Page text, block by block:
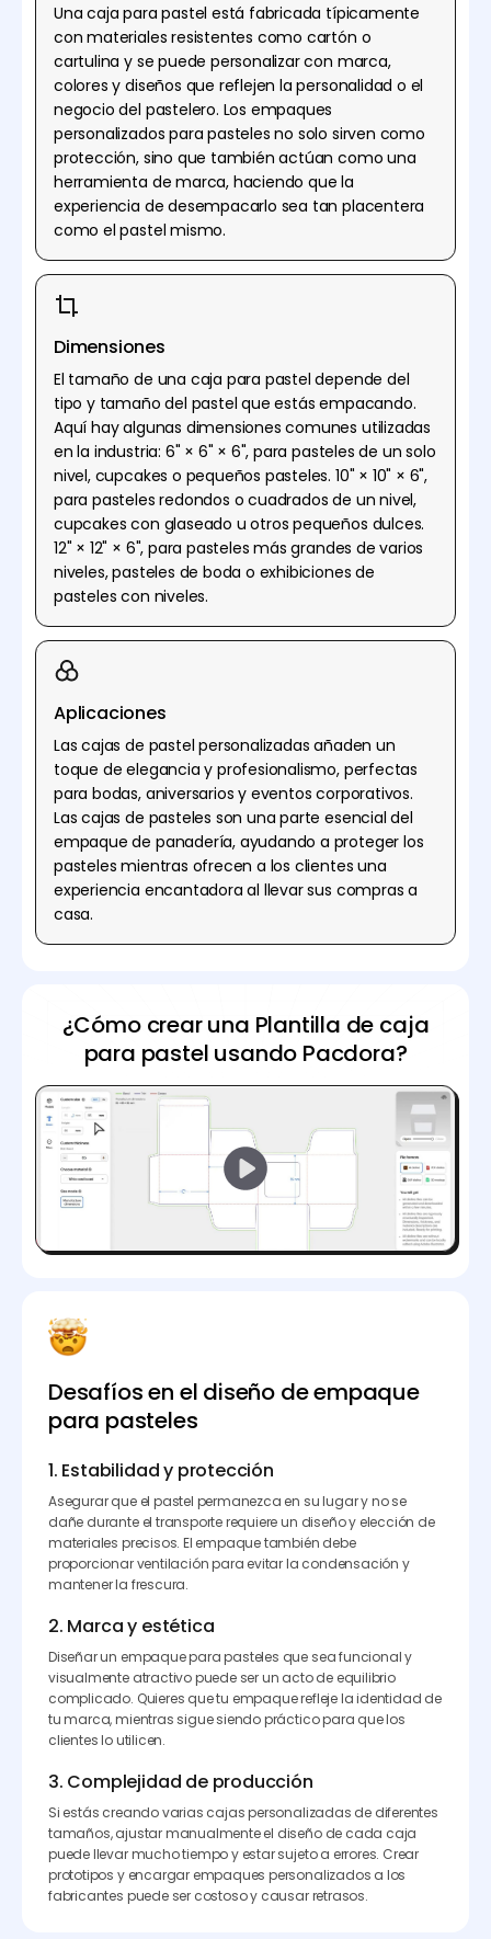
Una caja para pastel está fabricada típicamente
con materiales resistentes como cartón o
cartulina y se puede personalizar con marca,
colores y diseños que reflejen la personalidad o el
negocio del pastelero. Los empaques
personalizados para pasteles no solo sirven como
protección, sino que también actúan como una
herramienta de marca, haciendo que la
experiencia de desempacarlo sea tan placentera
como el pastel mismo.
Dimensiones
El tamaño de una caja para pastel depende del
tipo y tamaño del pastel que estás empacando.
Aquí hay algunas dimensiones comunes utilizadas
en la industria: 6" × 6" × 6", para pasteles de un solo
nivel, cupcakes o pequeños pasteles. 10" × 10" × 6",
para pasteles redondos o cuadrados de un nivel,
cupcakes con glaseado u otros pequeños dulces.
12" × 12" × 6", para pasteles más grandes de varios
niveles, pasteles de boda o exhibiciones de
pasteles con niveles.
Aplicaciones
Las cajas de pastel personalizadas añaden un
toque de elegancia y profesionalismo, perfectas
para bodas, aniversarios y eventos corporativos.
Las cajas de pasteles son una parte esencial del
empaque de panadería, ayudando a proteger los
pasteles mientras ofrecen a los clientes una
experiencia encantadora al llevar sus compras a
casa.
¿Cómo crear una Plantilla de caja
para pastel usando Pacdora?
Desafíos en el diseño de empaque
para pasteles
1. Estabilidad y protección
Asegurar que el pastel permanezca en su lugar y no se
dañe durante el transporte requiere un diseño y elección de
materiales precisos. El empaque también debe
proporcionar ventilación para evitar la condensación y
mantener la frescura.
2. Marca y estética
Diseñar un empaque para pasteles que sea funcional y
visualmente atractivo puede ser un acto de equilibrio
complicado. Quieres que tu empaque refleje la identidad de
tu marca, mientras sigue siendo práctico para que los
clientes lo utilicen.
3. Complejidad de producción
Si estás creando varias cajas personalizadas de diferentes
tamaños, ajustar manualmente el diseño de cada caja
puede llevar mucho tiempo y estar sujeto a errores. Crear
prototipos y encargar empaques personalizados a los
fabricantes puede ser costoso y causar retrasos.